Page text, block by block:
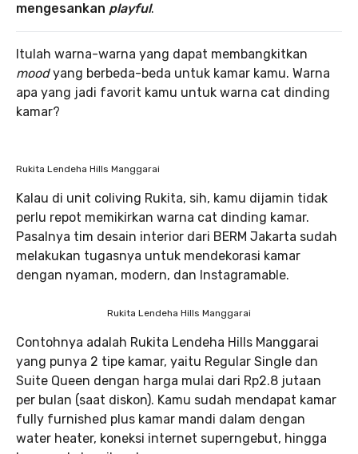
mengesankan playful.
Itulah warna-warna yang dapat membangkitkan
moodyang berbeda-beda untuk kamar kamu. Warna
apa yang jadi favorit kamu untuk warna cat dinding
kamar?
Rukita Lendeha Hills Manggarai
Kalau di unit coliving Rukita, sih, kamu dijamin tidak
perlu repot memikirkan warna cat dinding kamar.
Pasalnya tim desain interior dari BERM Jakarta sudah
melakukan tugasnya untuk mendekorasi kamar
dengan nyaman, modern, dan Instagramable.
Rukita Lendeha Hills Manggarai
Contohnya adalah Rukita Lendeha Hills Manggarai
yang punya 2 tipe kamar, yaitu Regular Single dan
Suite Queen dengan harga mulai dari Rp2.8 jutaan
per bulan (saat diskon). Kamu sudah mendapat kamar
fully furnished plus kamar mandi dalam dengan
water heater, koneksi internet superngebut, hingga